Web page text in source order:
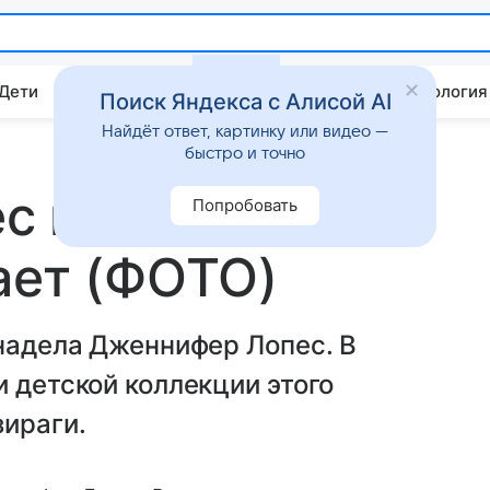
Дом Гороскопы Стиль жизни Психология
выбирает
(ФОТО)
Дженнифер Лопес. В
коллекции этого
Поиск Яндекса с Алисой AI
Найдёт ответ, картинку или видео —
быстро и точно
Попробовать